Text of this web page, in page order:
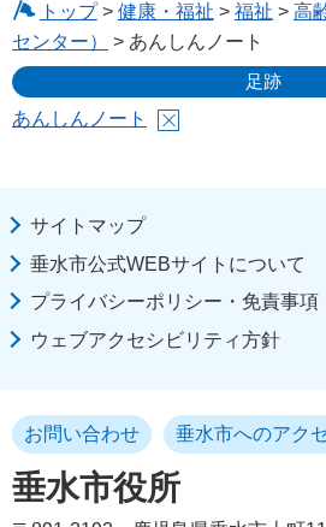
トップ> 健康・福祉 > 福祉 > 高
センター）
> あんしんノート
足跡
あんしんノート
サイトマップ
垂水市公式WEBサイトについて
プライバシーポリシー・免責事項
ウェブアクセシビリティ方針
垂水市役所
お問い合わせ 垂水市へのアク